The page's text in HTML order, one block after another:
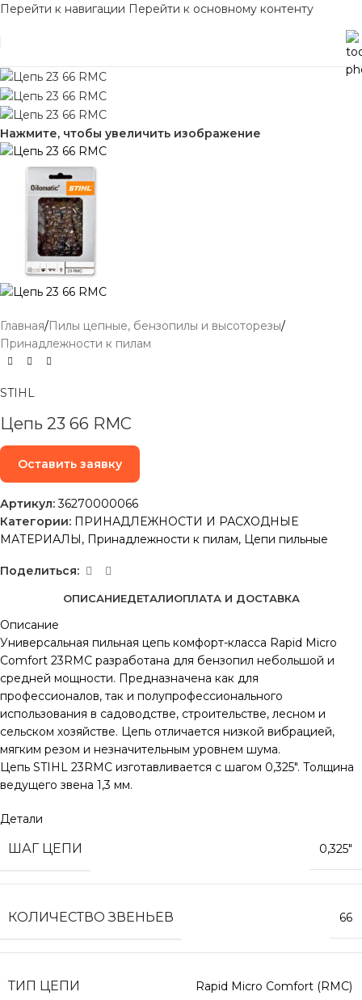
Перейти к навигации Перейти к основному контенту
Нажмите, чтобы увеличить изображение
Главная/Пилы цепные, бензопилы и высоторезы/
Принадлежности к пилам
STIHL
Цепь 23 66 RMC
Оставить заявку
Артикул:36270000066
Категории: ПРИНАДЛЕЖНОСТИ И РАСХОДНЫЕ
МАТЕРИАЛЫ, Принадлежности к пилам, Цепи пильные
Поделиться:
ОПИСАНИЕДЕТАЛИОПЛАТА И ДОСТАВКА
Описание
Универсальная пильная цепь комфорт-класса Rapid Micro
Comfort 23RMC разработана для бензопил небольшой и
средней мощности. Предназначена как для
профессионалов, так и полупрофессионального
использования в садоводстве, строительстве, лесном и
сельском хозяйстве. Цепь отличается низкой вибрацией,
мягким резом и незначительным уровнем шума.
Цепь STIHL 23RMC изготавливается с шагом 0,325″. Толщина
ведущего звена 1,3 мм.
Детали
ШАГ ЦЕПИ 0,325″
КОЛИЧЕСТВО ЗВЕНЬЕВ 66
ТИП ЦЕПИ Rapid Micro Comfort (RMC)